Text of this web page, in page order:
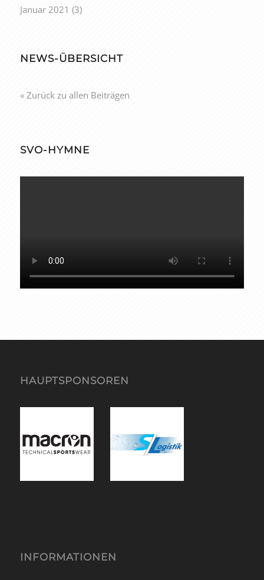
Januar 2021 (3)
NEWS-ÜBERSICHT
« Zurück zu allen Beiträgen
SVO-HYMNE
HAUPTSPONSOREN
INFORMATIONEN